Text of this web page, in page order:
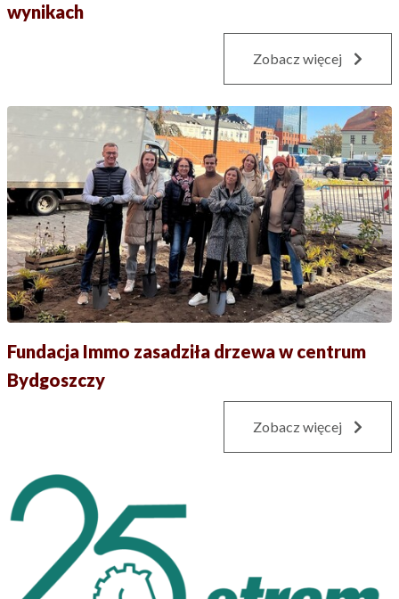
wynikach
Zobacz więcej
Fundacja Immo zasadziła drzewa w centrum
Bydgoszczy
Zobacz więcej